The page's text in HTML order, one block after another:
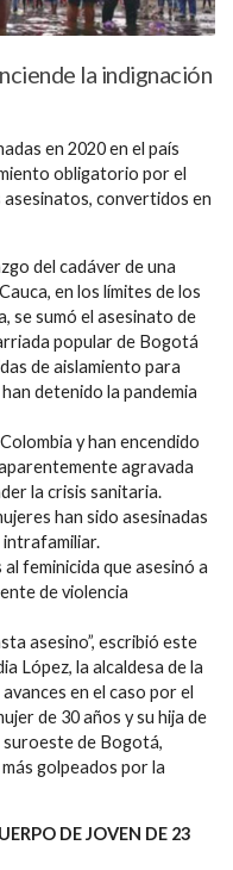
la indignación
en 2020 en el país
obligatorio por el
convertidos en
del cadáver de una
en los límites de los
se sumó el asesinato de
popular de Bogotá
de aislamiento para
detenido la pandemia
y han encendido
agravada
la crisis sanitaria.
han sido asesinadas
intrafamiliar.
feminicida que asesinó a
de violencia
asesino”, escribió este
López, la alcaldesa de la
en el caso por el
de 30 años y su hija de
suroeste de Bogotá,
golpeados por la
DE JOVEN DE 23